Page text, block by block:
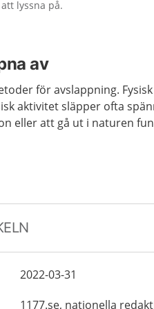
lyssna på.
av
för avslappning.
aktivitet släpper ofta
eller att gå ut i naturen
2022-03-31
1177.se, nationella